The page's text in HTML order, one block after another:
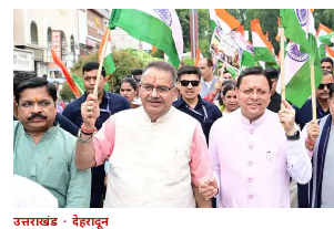
उत्तराखंड देहरादून